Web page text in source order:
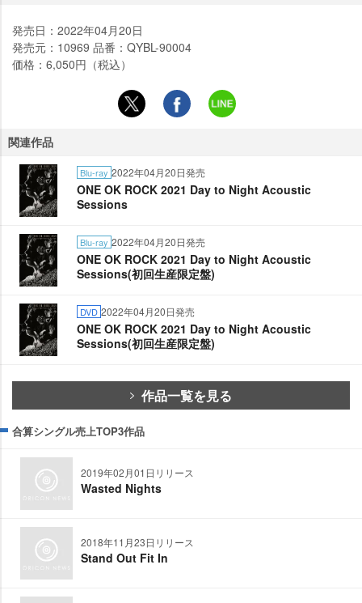
発売日：2022年04月20日
発売元：10969 品番：QYBL-90004
価格：6,050円（税込）
関連作品
Blu-ray 2022年04月20日発売
ONE OK ROCK 2021 Day to Night Acoustic
Sessions
Blu-ray 2022年04月20日発売
ONE OK ROCK 2021 Day to Night Acoustic
Sessions(初回生産限定盤)
DVD 2022年04月20日発売
ONE OK ROCK 2021 Day to Night Acoustic
Sessions(初回生産限定盤)
作品一覧を見る
合算シングル売上TOP3作品
2019年02月01日リリース
Wasted Nights
2018年11月23日リリース
Stand Out Fit In